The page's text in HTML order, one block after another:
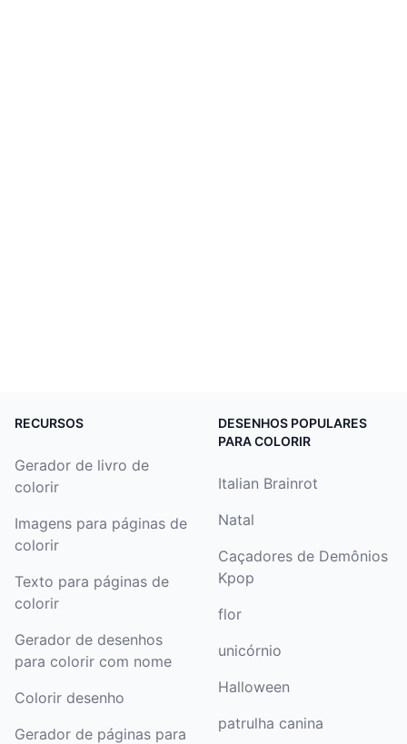
RECURSOS
Gerador de livro de
colorir
Imagens para páginas de
colorir
Texto para páginas de
colorir
Gerador de desenhos
para colorir com nome
Colorir desenho
Gerador de páginas para
DESENHOS POPULARES
PARA COLORIR
Italian Brainrot
Natal
Caçadores de Demônios
Kpop
flor
unicórnio
Halloween
patrulha canina